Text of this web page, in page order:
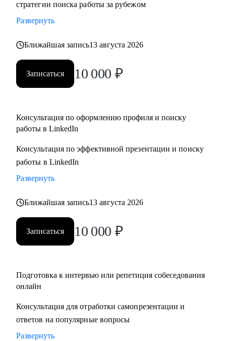
адаптация резюме под конкретную позицию, принципы
работы с джоб бордами, понимание уровня зарплат.
компанией (включая обсуждение зарплаты).
Кому могу помочь:
• Всем специалистам в сфере ИТ и маркетинга, кто хочет
• Руководителям и тем, кто хочет дорасти до
управленческих позиций
стратегии поиска работы за рубежом
Развернуть
Ближайшая запись13 августа 2026
Записаться 10 000 ₽
Консультация по оформлению профиля и поиску
работы в LinkedIn
Консультация по эффективной презентации и поиску
работы в LinkedIn
Развернуть
Ближайшая запись13 августа 2026
Записаться 10 000 ₽
Подготовка к интервью или репетиция собеседования
онлайн
Консультация для отработки самопрезентации и
ответов на популярные вопросы
Развернуть